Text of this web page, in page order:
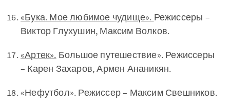
«Бука. Мое любимое чудище». Режиссеры –
Виктор Глухушин, Максим Волков.
«Артек». Большое путешествие». Режиссеры
– Карен Захаров, Армен Ананикян.
«Нефутбол». Режиссер – Максим Свешников.